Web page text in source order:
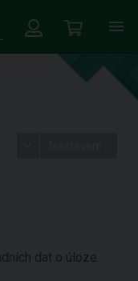
dat o úloze.